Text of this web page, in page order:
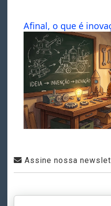
Afinal, o que é
Assine nossa